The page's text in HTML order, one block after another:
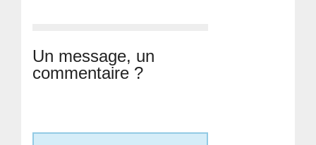
Un message, un
commentaire ?